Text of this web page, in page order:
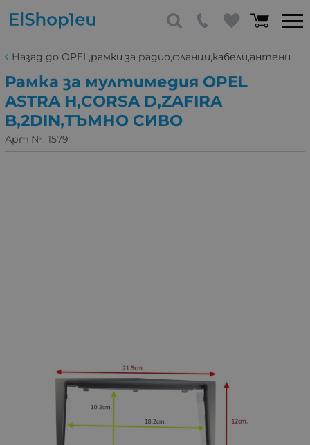
Назад до OPEL,рамки за радио,фланци,кабели,антени
Рамка за мултимедия OPEL
ASTRA H,CORSA D,ZAFIRA
B,2DIN,ТЪМНО СИВО
Арт.№: 1579